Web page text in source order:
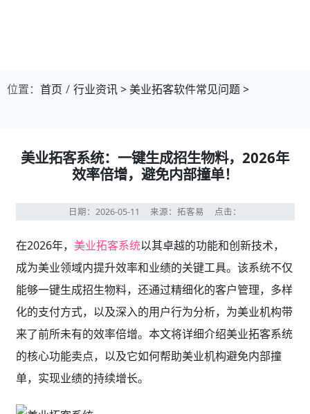
位置： 首页 行业资讯>美业拓客软件常见问题>
美业拓客系统：一键生成招生物料，2026年
效率倍增，避免内部撞单！
日期：2026-05-11 来源：拓客易 点击：
在2026年， 美业拓客系统以其卓越的功能和创新技术，
成为美业领域内提升效率和业绩的关键工具。该系统不仅
能够一键生成招生物料，还通过精细化的客户管理，多样
化的支付方式，以及深入的用户行为分析，为美业机构带
来了前所未有的效率倍增。本文将详细介绍美业拓客系统
的核心功能卖点，以及它如何帮助美业机构避免内部撞
单，实现业绩的持续增长。